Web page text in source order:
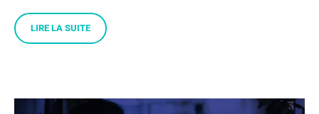
LIRE LA SUITE